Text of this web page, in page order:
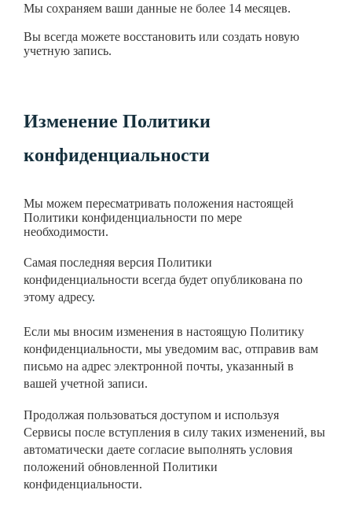
Мы сохраняем ваши данные не более 14 месяцев.
Вы всегда можете восстановить или создать новую
учетную запись.
Изменение Политики
конфиденциальности
Мы можем пересматривать положения настоящей
Политики конфиденциальности по мере
необходимости.
Самая последняя версия Политики
конфиденциальностивсегда будет опубликована по
этому адресу.
Если мы вносим изменения в настоящую Политику
конфиденциальности,мы уведомим вас, отправив вам
письмо на адрес электронной почты, указанный в
вашей учетной записи.
Продолжая пользоваться доступом и используя
Сервисы после вступления в силу таких изменений,вы
автоматически даете согласие выполнять условия
положений обновленной Политики
конфиденциальности.